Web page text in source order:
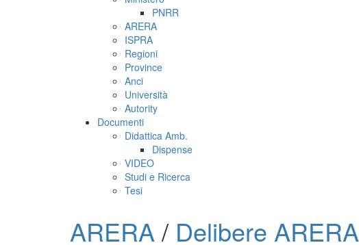
PNRR
ARERA
ISPRA
Regioni
Province
Anci
Università
Autority
Documenti
Didattica Amb.
Dispense
VIDEO
Studi e Ricerca
Tesi
ARERA / Delibere ARERA